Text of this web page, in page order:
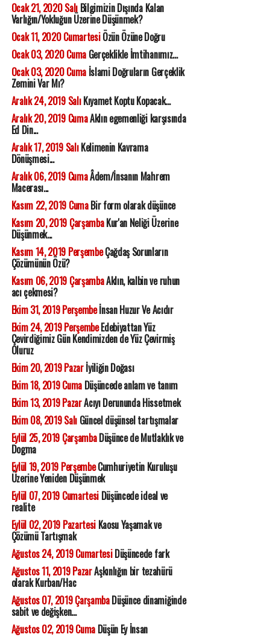
Ocak 21, 2020 SalıBilgimizin Dışında Kalan
Varlığın/Yokluğun Üzerine Düşünmek?
Ocak 11, 2020 CumartesiÖzün Özüne Doğru
Ocak 03, 2020 CumaGerçeklikle İmtihanımız...
Ocak 03, 2020 Cumaİslami Doğruların Gerçeklik
Zemini Var Mı?
Aralık 24, 2019 SalıKıyamet Koptu Kopacak...
Aralık 20, 2019 CumaAklın egemenliği karşısında
Ed Din...
Aralık 17, 2019 SalıKelimenin Kavrama
Dönüşmesi...
Aralık 06, 2019 CumaÂdem/İnsanın Mahrem
Macerası...
Kasım 22, 2019 CumaBir form olarak düşünce
Kasım 20, 2019 ÇarşambaKur'an Neliği Üzerine
Düşünmek...
Kasım 14, 2019 PerşembeÇağdaş Sorunların
Çözümünün Özü?
Kasım 06, 2019 ÇarşambaAklın, kalbin ve ruhun
acı çekmesi?
Ekim 31, 2019 Perşembeİnsan Huzur Ve Acıdır
Ekim 24, 2019 PerşembeEdebiyattan Yüz
Çevirdiğimiz Gün Kendimizden de Yüz Çevirmiş
Oluruz
Ekim 20, 2019 Pazarİyiliğin Doğası
Ekim 18, 2019 CumaDüşüncede anlam ve tanım
Ekim 13, 2019 PazarAcıyı Derununda Hissetmek
Ekim 08, 2019 SalıGüncel düşünsel tartışmalar
Eylül 25, 2019 ÇarşambaDüşünce de Mutlaklık ve
Dogma
Eylül 19, 2019 PerşembeCumhuriyetin Kuruluşu
Üzerine Yeniden Düşünmek
Eylül 07, 2019 CumartesiDüşüncede ideal ve
realite
Eylül 02, 2019 PazartesiKaosu Yaşamak ve
Çözümü Tartışmak
Ağustos 24, 2019 CumartesiDüşüncede fark
Ağustos 11, 2019 PazarAşkınlığın bir tezahürü
olarak Kurban/Hac
Ağustos 07, 2019 ÇarşambaDüşünce dinamiğinde
sabit ve değişken...
Ağustos 02, 2019 CumaDüşün Ey İnsan